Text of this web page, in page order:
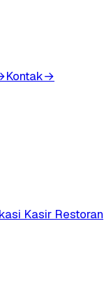
Kontak→
Kasir Restoran